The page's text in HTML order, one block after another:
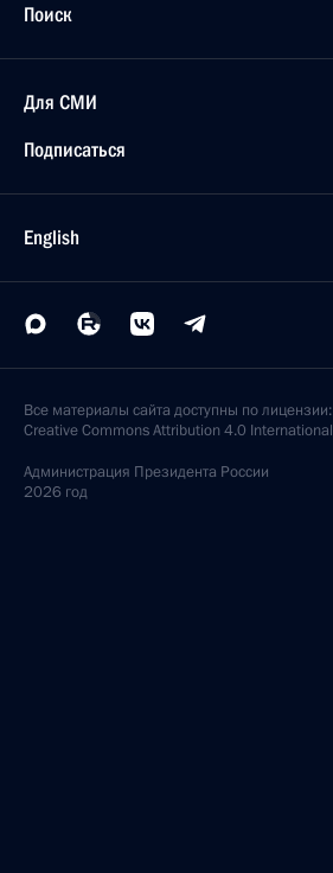
Поиск
Для СМИ
Подписаться
English
Все материалы сайта доступны по лицензии:
Creative Commons Attribution 4.0 International
Администрация Президента России
2026 год